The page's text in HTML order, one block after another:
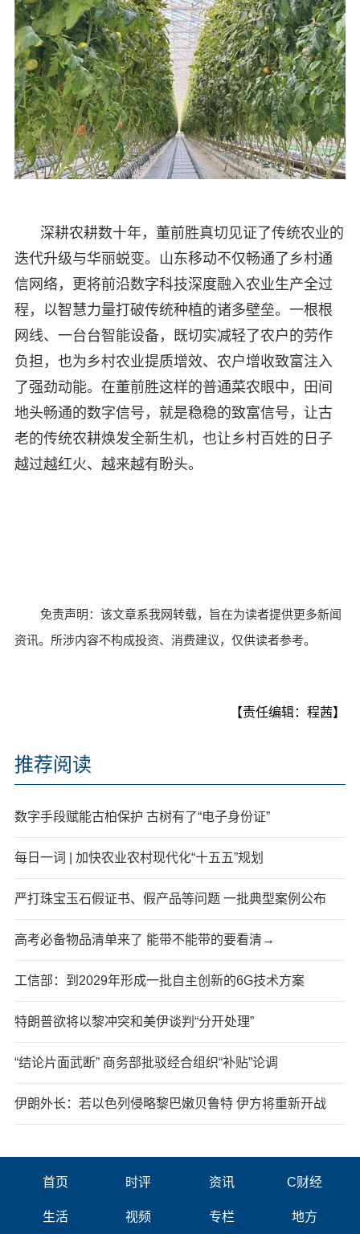
深耕农耕数十年，董前胜真切见证了传统农业的
迭代升级与华丽蜕变。山东移动不仅畅通了乡村通
信网络，更将前沿数字科技深度融入农业生产全过
程，以智慧力量打破传统种植的诸多壁垒。一根根
网线、一台台智能设备，既切实减轻了农户的劳作
负担，也为乡村农业提质增效、农户增收致富注入
了强劲动能。在董前胜这样的普通菜农眼中，田间
地头畅通的数字信号，就是稳稳的致富信号，让古
老的传统农耕焕发全新生机，也让乡村百姓的日子
越过越红火、越来越有盼头。
免责声明：该文章系我网转载，旨在为读者提供更多新闻
资讯。所涉内容不构成投资、消费建议，仅供读者参考。
【责任编辑：程茜】
推荐阅读
数字手段赋能古柏保护 古树有了“电子身份证”
每日一词 | 加快农业农村现代化“十五五”规划
严打珠宝玉石假证书、假产品等问题 一批典型案例公布
高考必备物品清单来了 能带不能带的要看清→
工信部：到2029年形成一批自主创新的6G技术方案
特朗普欲将以黎冲突和美伊谈判“分开处理”
“结论片面武断” 商务部批驳经合组织“补贴”论调
伊朗外长：若以色列侵略黎巴嫩贝鲁特 伊方将重新开战
首页 时评 资讯 C财经
生活 视频 专栏 地方